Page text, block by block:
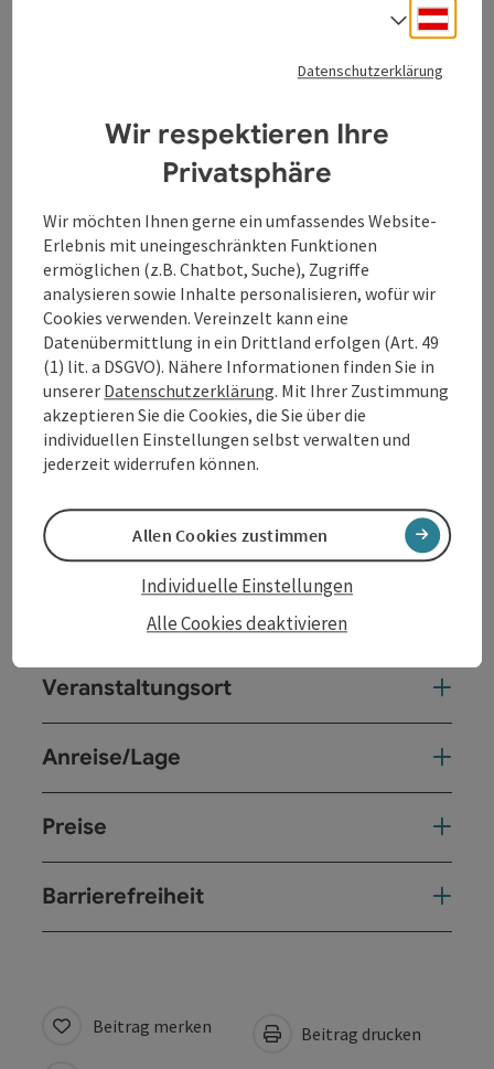
Open-Air-Ereignis Europas bei freiem Eintritt. Bis zu
Donaupark, um dieses Gesamtkunstwerk aus
anderen Gestaltungsmitteln zu bewundern. Die Donau
ist dabei stets miteinbezogen, ihre Wellen werden
ebenso zur Bühne wie ihr Ufer. Namhafte
Künstler*innen aus verschiedenen Genres haben die
Linzer Klangwolke bereits gestaltet. Sie alle haben es
verstanden, den Donaupark auf individuelle Weise zu
bespielen und ihre jeweiligen Klangwolken mit ihrer
persönlichen Handschrift zu prägen.
Fahrt- und Standveranstaltung!
Einstieg Linz/ Urfahr ab 16:00 Uhr, Abfahrt 17:00 Uhr,
Ankunft in Linz/Urfahr um 19:00 Uhr
Beginn der Klangwolke um 20:30 Uhr
Anmeldung:http://www.oegeg.at
Veranstaltungsort
Anreise/Lage
Preise
Barrierefreiheit
Beitrag merken Beitrag drucken
Datenschutzerklärung
Wir respektieren Ihre
Privatsphäre
Wir möchten Ihnen gerne ein umfassendes Website-
Erlebnis mit uneingeschränkten Funktionen
ermöglichen (z.B. Chatbot, Suche), Zugriffe
analysieren sowie Inhalte personalisieren, wofür wir
Cookies verwenden. Vereinzelt kann eine
Datenübermittlung in ein Drittland erfolgen (Art. 49
(1) lit. a DSGVO). Nähere Informationen finden Sie in
unserer Datenschutzerklärung. Mit Ihrer Zustimmung
akzeptieren Sie die Cookies, die Sie über die
individuellen Einstellungen selbst verwalten und
jederzeit widerrufen können.
Alle Cookies deaktivieren
Individuelle Einstellungen
Allen Cookies zustimmen